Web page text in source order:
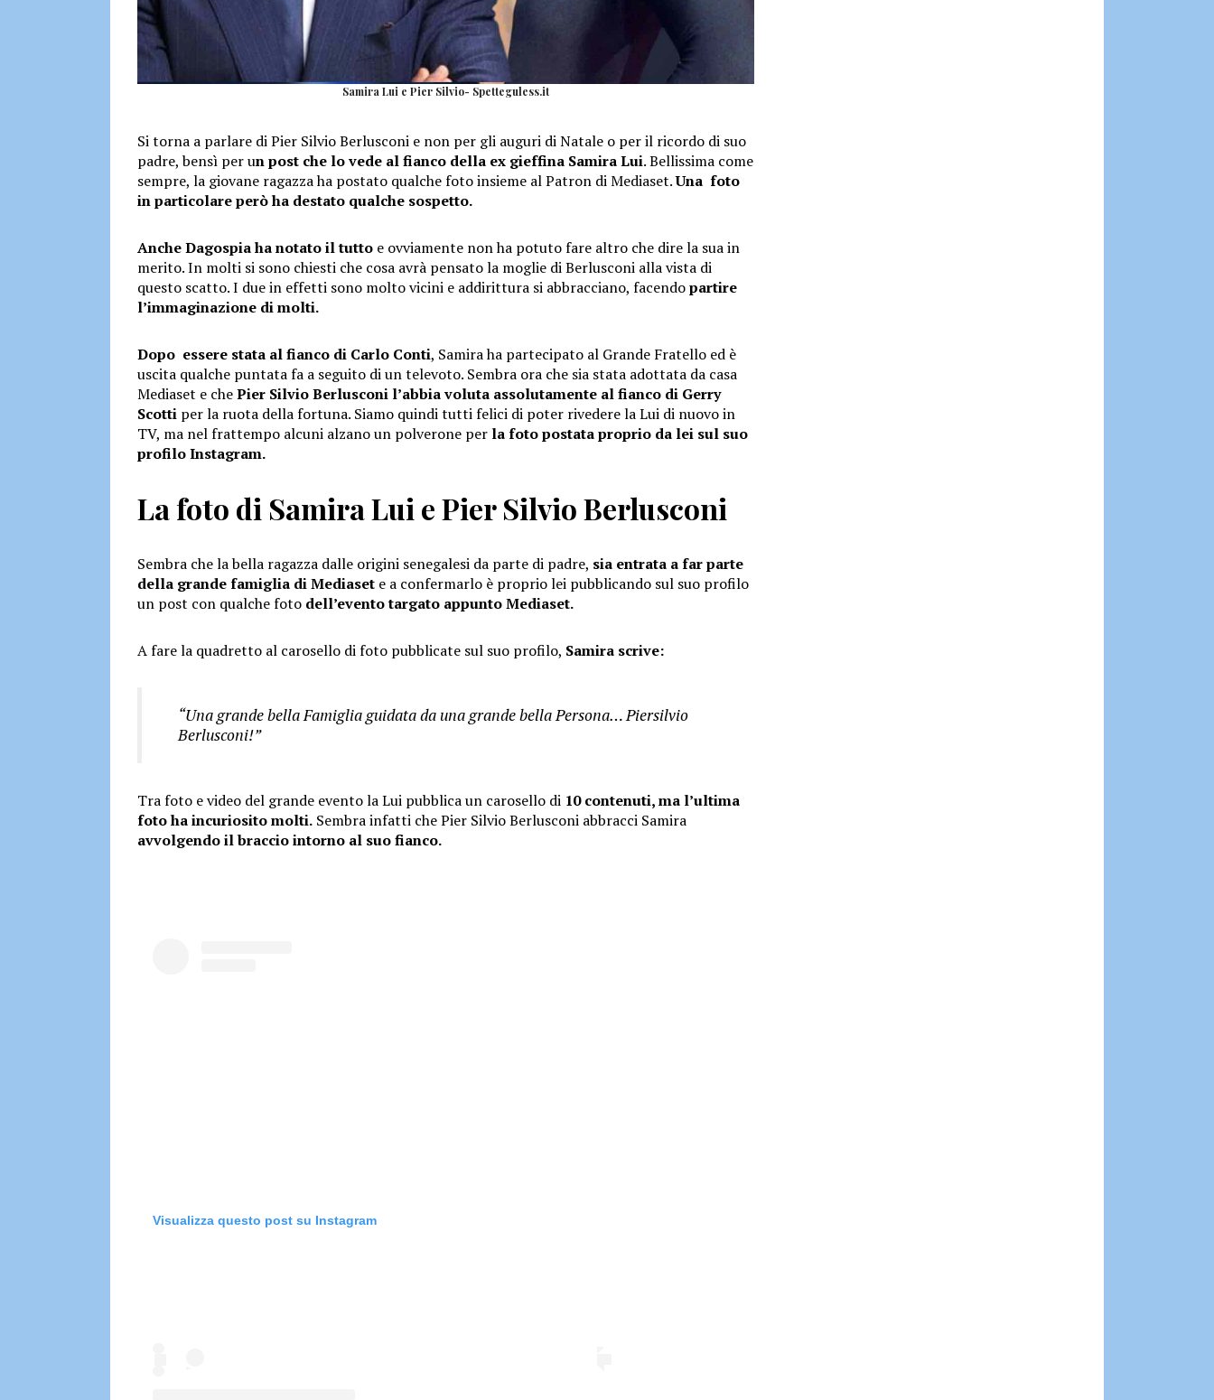
Samira Lui e Pier Silvio- Spetteguless.it
Si torna a parlare di Pier Silvio Berlusconi e non per gli auguri di Natale o per il ricordo di suo
padre, bensì per un post che lo vede al fianco della ex gieffina Samira Lui. Bellissima come
sempre, la giovane ragazza ha postato qualche foto insieme al Patron di Mediaset.Una foto
in particolare però ha destato qualche sospetto.
Anche Dagospia ha notato il tutto e ovviamente non ha potuto fare altro che dire la sua in
merito. In molti si sono chiesti che cosa avrà pensato la moglie di Berlusconi alla vista di
questo scatto. I due in effetti sono molto vicini e addirittura si abbracciano, facendopartire
l’immaginazione di molti.
Dopo essere stata al fianco di Carlo Conti, Samira ha partecipato al Grande Fratello ed è
uscita qualche puntata fa a seguito di un televoto. Sembra ora che sia stata adottata da casa
Mediaset e chePier Silvio Berlusconi l’abbia voluta assolutamente al fianco di Gerry
Scotti per la ruota della fortuna. Siamo quindi tutti felici di poter rivedere la Lui di nuovo in
TV, ma nel frattempo alcuni alzano un polverone per la foto postata proprio da lei sul suo
profilo Instagram.
La foto di Samira Lui e Pier Silvio Berlusconi
Sembra che la bella ragazza dalle origini senegalesi da parte di padre, sia entrata a far parte
della grande famiglia di Mediaset e a confermarlo è proprio lei pubblicando sul suo profilo
un post con qualche foto dell’evento targato appunto Mediaset.
A fare la quadretto al carosello di foto pubblicate sul suo profilo, Samira scrive:
“Una grande bella Famiglia guidata da una grande bella Persona… Piersilvio
Berlusconi!”
Tra foto e video del grande evento la Lui pubblica un carosello di 10 contenuti, ma l’ultima
foto ha incuriosito molti. Sembra infatti che Pier Silvio Berlusconi abbracci Samira
avvolgendo il braccio intorno al suo fianco.
Visualizza questo post su Instagram